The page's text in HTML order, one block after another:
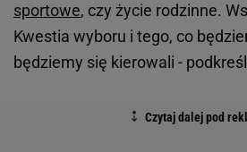
sportowe, czy życie rodzinne.
Kwestia wyboru i tego, co
będziemy się kierowali -